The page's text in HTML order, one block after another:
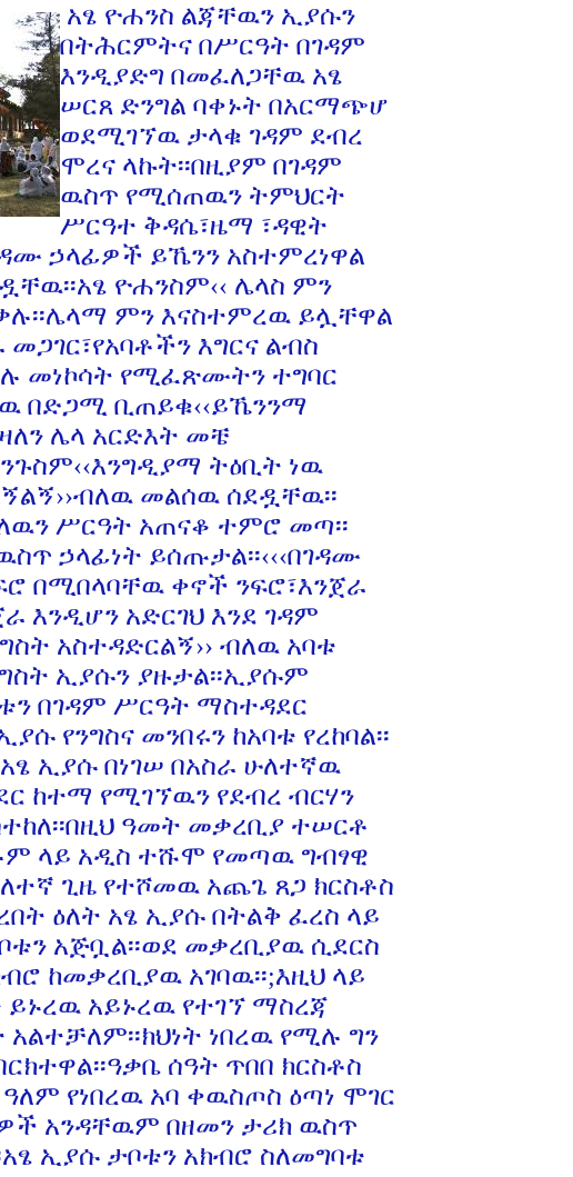
አፄ ዮሐንስ ልጃቸዉን ኢያሱን
በትሕርምትና በሥርዓት በገዳም
እንዲያድግ በመፈለጋቸዉ አፄ
ሠርጸ ድንግል ባቀኑት በአርማጭሆ
ወደሚገኘዉ ታላቁ ገዳም ደብረ
ሞረና ላኩት፡፡በዚያም በገዳም
ዉስጥ የሚሰጠዉን ትምህርት
ሥርዓተ ቅዳሴ፣ዜማ ፣ዳዊት
ኃላፊዎች ይኼንን አስተምረነዋል
ፄ ዮሐንስም‹‹ ሌላስ ምን
ምን እናስተምረዉ ይሏቸዋል
መጋገር፣የአባቶችን እግርና ልብስ
መነኮሳት የሚፈጽሙትን ተግባር
በድጋሚ ቢጠይቁ‹‹ይኼንንማ
ሌላ አርድእት መቼ
ትዕቢት ነዉ
መልሰዉ ሰደዷቸዉ፡፡
ሥርዓት አጠናቆ ተምሮ መጣ፡፡
ኃላፊነት ይሰጡታል፡፡‹‹‹በገዳሙ
በሚበላባቸዉ ቀኖች ንፍሮ፣እንጀራ
እንዲሆን አድርገህ እንደ ገዳም
አስተዳድርልኝ›› ብለዉ አባቱ
ኢያሱን ያዙታል፡፡ኢያሱም
በገዳም ሥርዓት ማስተዳደር
የንግስና መንበሩን ከአባቱ የረከባል፡፡
ኢያሱ በነገሠ በአስራ ሁለተኛዉ
ከተማ የሚገኘዉን የደብረ ብርሃን
ዓመት መቃረቢያ ተሠርቶ
ላይ አዲስ ተሹሞ የመጣዉ ግብፃዊ
ጊዜ የተሾመዉ አጨጌ ጸጋ ክርስቶስ
ዕለት አፄ ኢያሱ በትልቅ ፈረስ ላይ
አጅቧል፡፡ወደ መቃረቢያዉ ሲደርስ
ከመቃረቢያዉ አገባዉ፡፡;እዚህ ላይ
ይኑረዉ አይኑረዉ የተገኘ ማስረጃ
ነበረዉ የሚሉ ግን
ሰዓት ጥበበ ክርስቶስ
የነበረዉ አባ ቀዉስጦስ ዕጣነ ሞገር
አንዳቸዉም በዘመን ታሪክ ዉስጥ
ኢያሱ ታቦቱን አክብሮ ስለመግባቱ